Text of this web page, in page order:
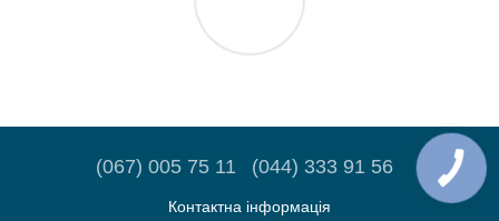
(067) 005 75 11 (044) 333 91 56
Контактна інформація